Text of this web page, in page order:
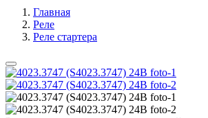
Главная
Реле
Реле стартера